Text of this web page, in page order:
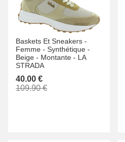
Baskets Et Sneakers -
Femme - Synthétique -
Beige - Montante - LA
STRADA
40.00 €
109.90 €